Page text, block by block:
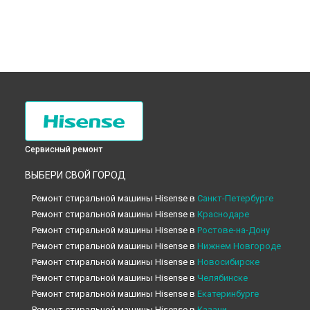
Сервисный ремонт
ВЫБЕРИ СВОЙ ГОРОД
Ремонт стиральной машины Hisense в Санкт-Петербурге
Ремонт стиральной машины Hisense в Краснодаре
Ремонт стиральной машины Hisense в Ростове-на-Дону
Ремонт стиральной машины Hisense в Нижнем Новгороде
Ремонт стиральной машины Hisense в Новосибирске
Ремонт стиральной машины Hisense в Челябинске
Ремонт стиральной машины Hisense в Екатеринбурге